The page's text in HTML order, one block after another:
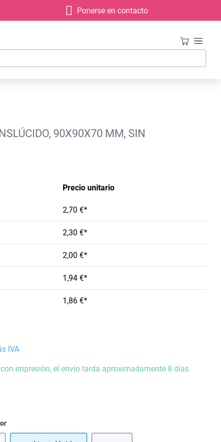
Ponerse en contacto
90X90X70 MM, SIN
Precio unitario
2,70 €*
2,30 €*
2,00 €*
1,94 €*
1,86 €*
IVA
impresión, el envío tarda aproximadamente 8 días